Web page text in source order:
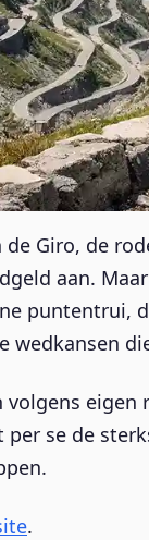
Giro, de
aan.
puntentrui,
wedkansen
volgens
se de
.